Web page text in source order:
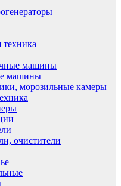
машины
машины
морозильные камеры
очистители